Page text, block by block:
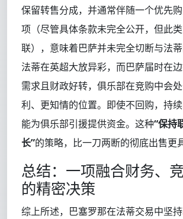
保留转售分成，并通常伴随一个优先
项（尽管具体条款未完全公开，但此
联），意味着巴萨并未完全切断与法
法蒂在英超大放异彩，而巴萨届时在
需求且财政好转，俱乐部在竞购中会
利、更知情的位置。即使不回购，持
能为俱乐部引援提供资金。这种“保持
长”的策略，比一刀两断的彻底出售更
总结：一项融合财务、
的精密决策
综上所述，巴塞罗那在法蒂交易中坚